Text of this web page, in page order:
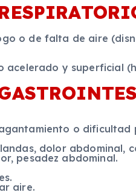
o de falta de aire
acelerado y superficial
o dificultad
dolor abdominal,
pesadez abdominal.
aire.